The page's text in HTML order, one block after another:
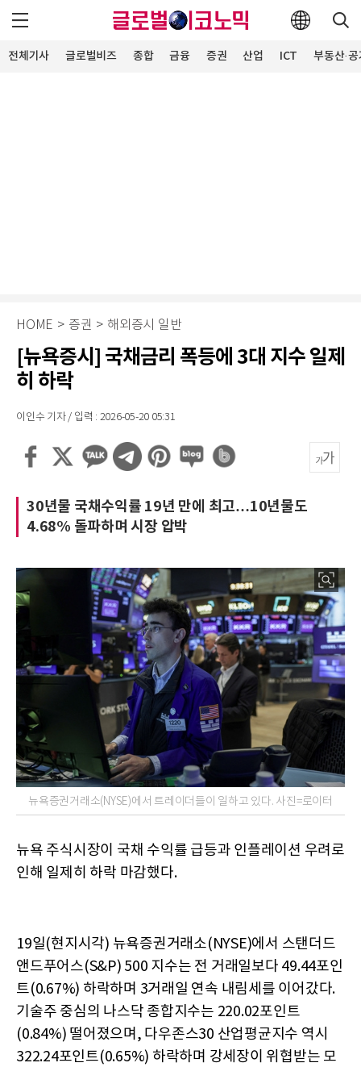
전체기사 글로벌비즈 종합 금융 증권 산업 ICT 부동산·
HOME > 증권 > 해외증시 일반
[뉴욕증시] 국채금리 폭등에 3대 지수 일제
히 하락
이인수 기자 / 입력 : 2026-05-20 05:31
30년물 국채수익률 19년 만에 최고…10년물도
4.68% 돌파하며 시장 압박
뉴욕증권거래소(NYSE)에서 트레이더들이 일하고 있다. 사진=로이터
뉴욕 주식시장이 국채 수익률 급등과 인플레이션 우려로
인해 일제히 하락 마감했다.
19일(현지시각) 뉴욕증권거래소(NYSE)에서 스탠더드
앤드푸어스(S&P) 500 지수는 전 거래일보다 49.44포인
트(0.67%) 하락하며 3거래일 연속 내림세를 이어갔다.
기술주 중심의 나스닥 종합지수는 220.02포인트
(0.84%) 떨어졌으며, 다우존스30 산업평균지수 역시
322.24포인트(0.65%) 하락하며 강세장이 위협받는 모